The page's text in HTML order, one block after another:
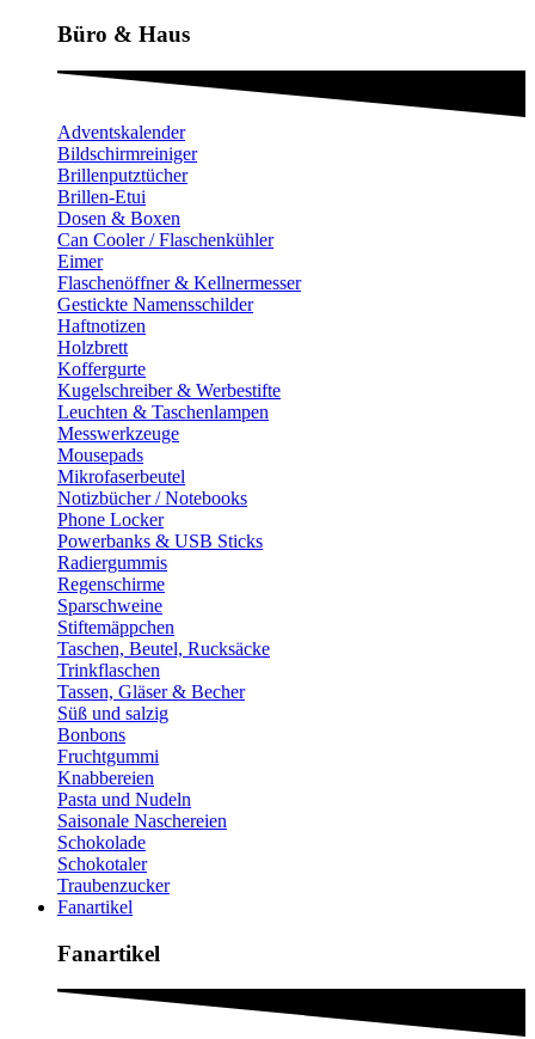
Büro & Haus
Adventskalender
Bildschirmreiniger
Brillenputztücher
Brillen-Etui
Dosen & Boxen
Can Cooler / Flaschenkühler
Eimer
Flaschenöffner & Kellnermesser
Gestickte Namensschilder
Haftnotizen
Holzbrett
Koffergurte
Kugelschreiber & Werbestifte
Leuchten & Taschenlampen
Messwerkzeuge
Mousepads
Mikrofaserbeutel
Notizbücher / Notebooks
Phone Locker
Powerbanks & USB Sticks
Radiergummis
Regenschirme
Sparschweine
Stiftemäppchen
Taschen, Beutel, Rucksäcke
Trinkflaschen
Tassen, Gläser & Becher
Süß und salzig
Bonbons
Fruchtgummi
Knabbereien
Pasta und Nudeln
Saisonale Naschereien
Schokolade
Schokotaler
Traubenzucker
Fanartikel
Fanartikel​